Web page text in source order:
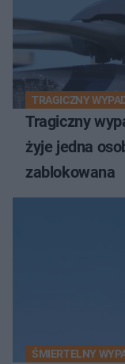
TRAGICZNY
Tragiczny
żyje jedna
zablokowana
ŚMIERTELNY